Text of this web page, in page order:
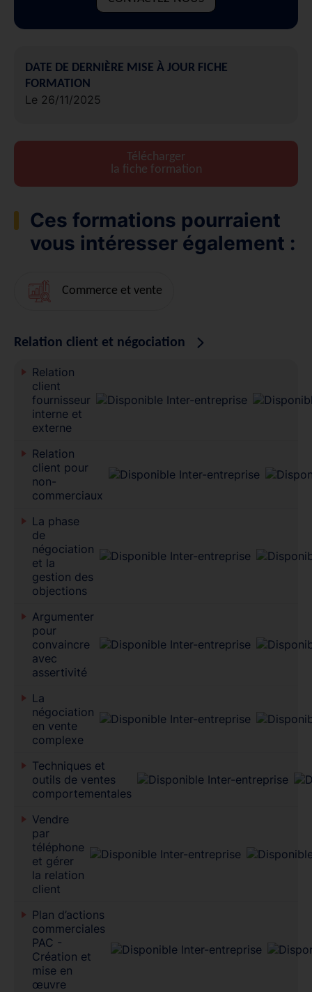
DATE DE DERNIÈRE MISE À JOUR FICHE
FORMATION
Le 26/11/2025
Télécharger
la fiche formation
Ces formations pourraient
vous intéresser également :
Commerce et vente
Relation client et négociation
Relation
client
fournisseur
interne et
externe
Relation
client pour
non-
commerciaux
La phase
de
négociation
et la
gestion des
objections
Argumenter
pour
convaincre
avec
assertivité
La
négociation
en vente
complexe
Techniques et
outils de ventes
comportementales
Vendre
par
téléphone
et gérer
la relation
client
Plan d’actions
commerciales
PAC -
Création et
mise en
œuvre